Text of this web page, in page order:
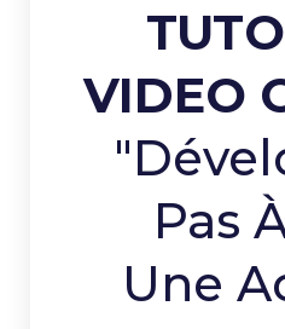
VIDEO
Pas
Une